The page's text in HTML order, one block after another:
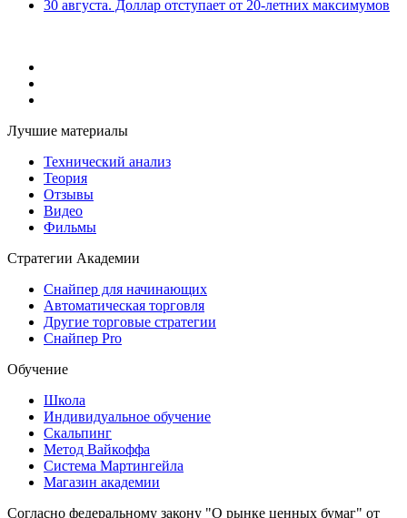
30 августа. Доллар отступает от 20-летних максимумов
Лучшие материалы
Технический анализ
Теория
Отзывы
Видео
Фильмы
Стратегии Академии
Снайпер для начинающих
Автоматическая торговля
Другие торговые стратегии
Снайпер Pro
Обучение
Школа
Индивидуальное обучение
Скальпинг
Метод Вайкоффа
Система Мартингейла
Магазин академии
Согласно федеральному закону "О рынке ценных бумаг" от